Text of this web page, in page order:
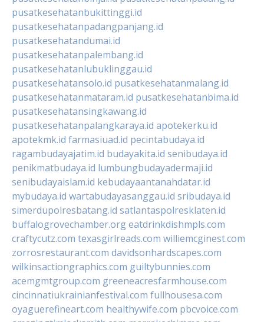
pusatkesehatanbukittinggi.id
pusatkesehatanpadangpanjang.id
pusatkesehatandumai.id
pusatkesehatanpalembang.id
pusatkesehatanlubuklinggau.id
pusatkesehatansolo.id pusatkesehatanmalang.id
pusatkesehatanmataram.id pusatkesehatanbima.id
pusatkesehatansingkawang.id
pusatkesehatanpalangkaraya.id apotekerku.id
apotekmk.id farmasiuad.id pecintabudaya.id
ragambudayajatim.id budayakita.id senibudaya.id
penikmatbudaya.id lumbungbudayadermaji.id
senibudayaislam.id kebudayaantanahdatar.id
mybudaya.id wartabudayasanggau.id sribudaya.id
simerdupolresbatang.id satlantaspolresklaten.id
buffalogrovechamber.orgeatdrinkdishmpls.com
craftycutz.com texasgirlreads.com williemcginest.com
zorrosrestaurant.com davidsonhardscapes.com
wilkinsactiongraphics.com guiltybunnies.com
acemgmtgroup.com greeneacresfarmhouse.com
cincinnatiukrainianfestival.com fullhousesa.com
oyaguerefineart.com healthywife.com pbcvoice.com